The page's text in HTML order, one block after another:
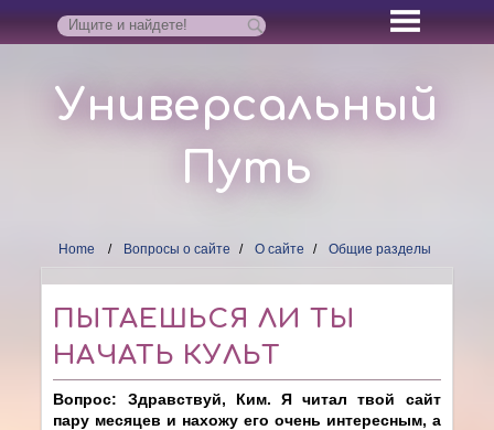
Универсальный
Путь
Home Вопросы о сайте О сайте Общие разделы
ПЫТАЕШЬСЯ ЛИ ТЫ
НАЧАТЬ КУЛЬТ
Вопрос: Здравствуй, Ким. Я читал твой сайт
пару месяцев и нахожу его очень интересным, а